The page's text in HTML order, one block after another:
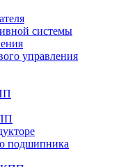
системы
управления
подшипника